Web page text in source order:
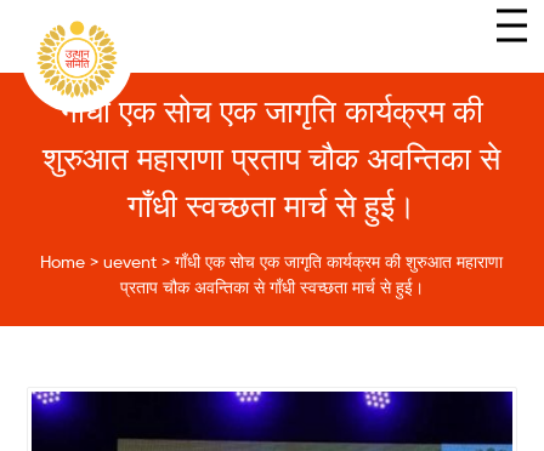
गाँधी एक सोच एक जागृति कार्यक्रम की
शुरुआत महाराणा प्रताप चौक अवन्तिका से
गाँधी स्वच्छता मार्च से हुई।
Home >uevent >गाँधी एक सोच एक जागृति कार्यक्रम की शुरुआत महाराणा
प्रताप चौक अवन्तिका से गाँधी स्वच्छता मार्च से हुई।